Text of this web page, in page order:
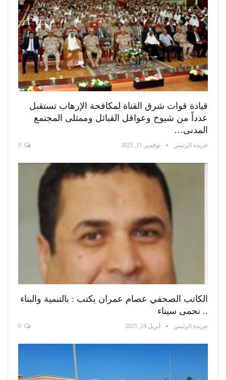
قيادة قوات شرق القناة لمكافحة الإرهاب تستقبل
عدداً من شيوخ وعواقل القبائل وممثلى المجتمع
المدنى…
جريدة الرئيس نوفمبر 11, 2025
الكاتب الصحفي عصام عمران يكتب : بالتنمية والبناء
.. نحمى سيناء
جريدة الرئيس أبريل 24, 2025